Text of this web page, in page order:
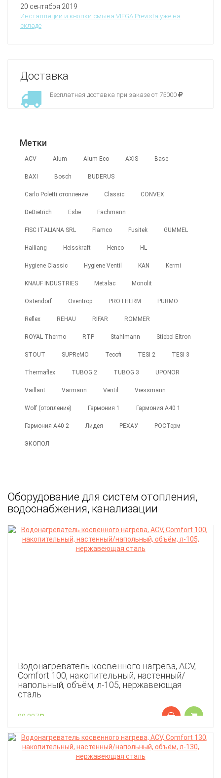
20 сентября 2019
Инсталляции и кнопки смыва VIEGA Prevista уже на
складе
Доставка
Бесплатная доставка при заказе от 75000
Метки
ACV Alum Alum Eco AXIS Base
BAXI Bosch BUDERUS
Carlo Poletti отопление Classic CONVEX
DeDietrich Esbe Fachmann
FISC ITALIANA SRL Flamco Fusitek GUMMEL
Hailiang Heisskraft Henco HL
Hygiene Classic Hygiene Ventil KAN Kermi
KNAUF INDUSTRIES Metalac Monolit
Ostendorf Oventrop PROTHERM PURMO
Reflex REHAU RIFAR ROMMER
ROYAL Thermo RTP Stahlmann Stiebel Eltron
STOUT SUPReMO Tecofi TESI 2 TESI 3
Thermaflex TUBOG 2 TUBOG 3 UPONOR
Vaillant Varmann Ventil Viessmann
Wolf (отопление) Гармония 1 Гармония А40 1
Гармония А40 2 Лидея РЕХАУ РОСТерм
ЭКОПОЛ
Оборудование для систем отопления,
водоснабжения, канализации
Водонагреватель косвенного нагрева, ACV,
Comfort 100, накопительный, настенный/
напольный, объём, л-105, нержавеющая
сталь
80 807